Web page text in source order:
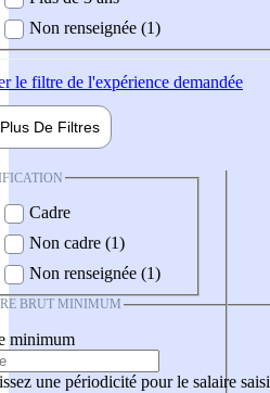
Non renseignée (1)
le filtre de l'expérience demandée
Plus De Filtres
Cadre
Non cadre (1)
Non renseignée (1)
BRUT MINIMUM
minimum
une périodicité pour le salaire saisi